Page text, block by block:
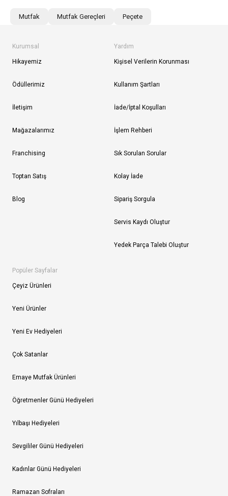
Mutfak Mutfak Gereçleri Peçete
Kurumsal
Hikayemiz
Ödüllerimiz
İletişim
Mağazalarımız
Franchising
Toptan Satış
Blog
Yardım
Kişisel Verilerin Korunması
Kullanım Şartları
İade/İptal Koşulları
İşlem Rehberi
Sık Sorulan Sorular
Kolay İade
Sipariş Sorgula
Servis Kaydı Oluştur
Yedek Parça Talebi Oluştur
Popüler Sayfalar
Çeyiz Ürünleri
Yeni Ürünler
Yeni Ev Hediyeleri
Çok Satanlar
Emaye Mutfak Ürünleri
Öğretmenler Günü Hediyeleri
Yılbaşı Hediyeleri
Sevgililer Günü Hediyeleri
Kadınlar Günü Hediyeleri
Ramazan Sofraları